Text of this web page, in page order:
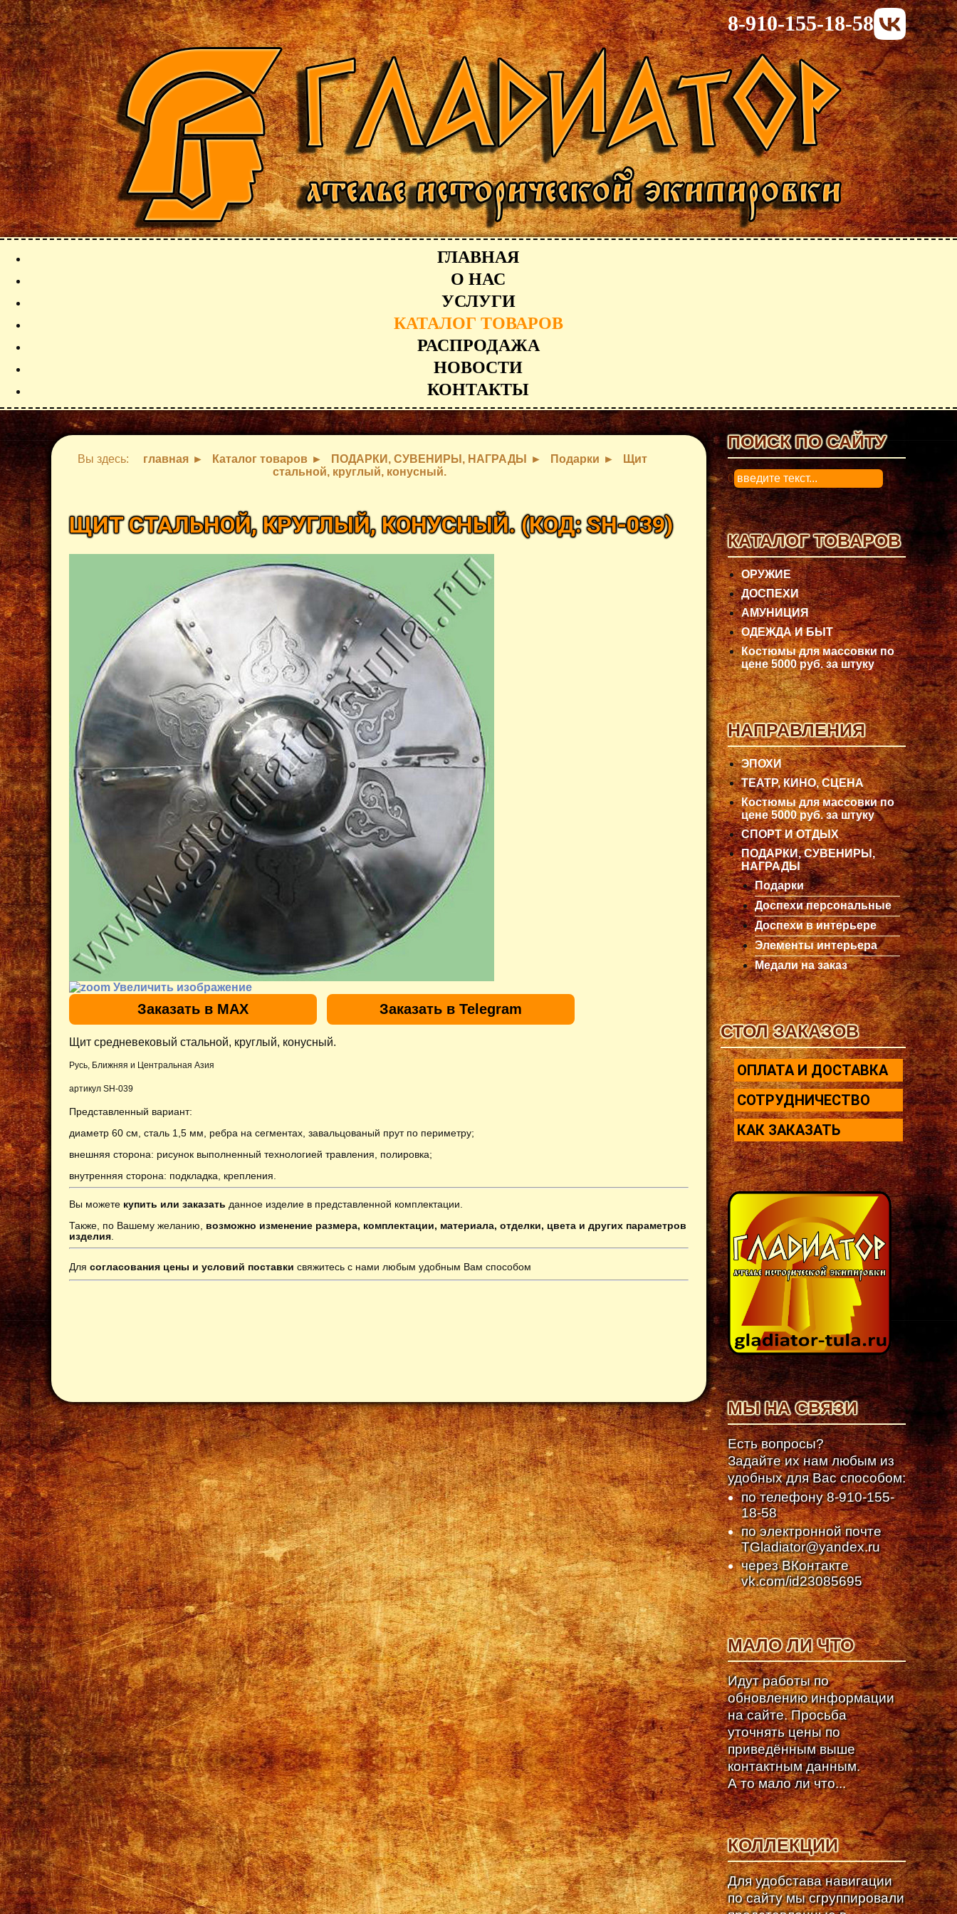
8-910-155-18-58
ГЛАВНАЯ
О НАС
УСЛУГИ
КАТАЛОГ ТОВАРОВ
РАСПРОДАЖА
НОВОСТИ
КОНТАКТЫ
Вы здесь: главная Каталог товаров ПОДАРКИ, СУВЕНИРЫ, НАГРАДЫ Подарки
Щит
стальной, круглый, конусный.
ЩИТ СТАЛЬНОЙ, КРУГЛЫЙ, КОНУСНЫЙ.(КОД:SH-039)
Увеличить изображение
Заказать в MAX Заказать в Telegram
Щит средневековый стальной, круглый, конусный.
Русь, Ближняя и Центральная Азия
артикул SH-039
Представленный вариант:
диаметр 60 см, сталь 1,5 мм, ребра на сегментах, завальцованый прут по периметру;
внешняя сторона: рисунок выполненный технологией травления, полировка;
внутренняя сторона: подкладка, крепления.
Вы можете купить или заказать данное изделие в представленной комплектации.
Также, по Вашему желанию, возможно изменение размера, комплектации, материала, отделки, цвета и других параметров
изделия
Для согласования цены и условий поставки свяжитесь с нами любым удобным Вам способом
ПОИСК ПО САЙТУ
0
КАТАЛОГ ТОВАРОВ
ОРУЖИЕ
ДОСПЕХИ
АМУНИЦИЯ
ОДЕЖДА И БЫТ
Костюмы для массовки по
цене 5000 руб. за штуку
НАПРАВЛЕНИЯ
ЭПОХИ
ТЕАТР, КИНО, СЦЕНА
Костюмы для массовки по
цене 5000 руб. за штуку
СПОРТ И ОТДЫХ
ПОДАРКИ, СУВЕНИРЫ,
НАГРАДЫ
Подарки
Доспехи персональные
Доспехи в интерьере
Элементы интерьера
Медали на заказ
СТОЛ ЗАКАЗОВ
ОПЛАТА И ДОСТАВКА
СОТРУДНИЧЕСТВО
КАК ЗАКАЗАТЬ
МЫ НА СВЯЗИ
Есть вопросы?
Задайте их нам любым из
удобных для Вас способом:
по телефону8-910-155-
18-58
по электронной почте
TGladiator@yandex.ru
через ВКонтакте
vk.com/id23085695
МАЛО ЛИ ЧТО
Идут работы по
обновлению информации
на сайте. Просьба
уточнять цены по
приведённым выше
контактным данным.
А то мало ли что...
КОЛЛЕКЦИИ
Для удобстава навигации
по сайту мы сгруппировали